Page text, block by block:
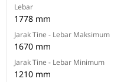
Lebar
1778 mm
Jarak Tine - Lebar Maksimum
1670 mm
Jarak Tine - Lebar Minimum
1210 mm